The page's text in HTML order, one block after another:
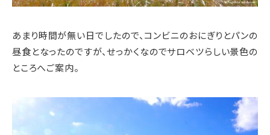
あまり時間が無い日でしたので、コンビニのおにぎりとパンの
昼食となったのですが、せっかくなのでサロベツらしい景色の
ところへご案内。